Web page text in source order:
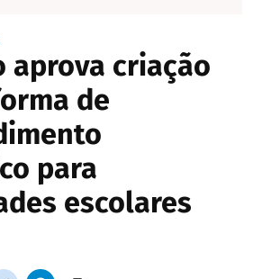
aprova criação
de
para
escolares